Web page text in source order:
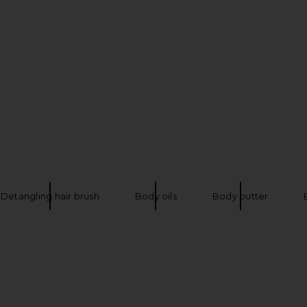
Detangling hair brush Body oils Body butter